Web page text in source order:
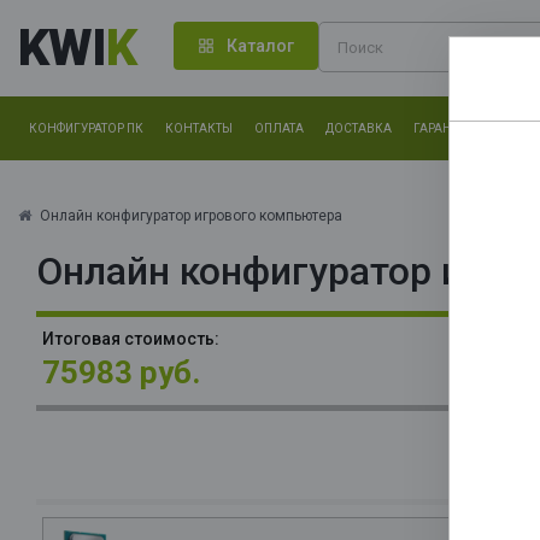
KWIK Каталог
КОНФИГУРАТОР ПК КОНТАКТЫ ОПЛАТА ДОСТАВКА ГАРАНТИЯ
Онлайн конфигуратор игрового компьютера
Онлайн конфигуратор
Итоговая стоимость:
75983 руб.